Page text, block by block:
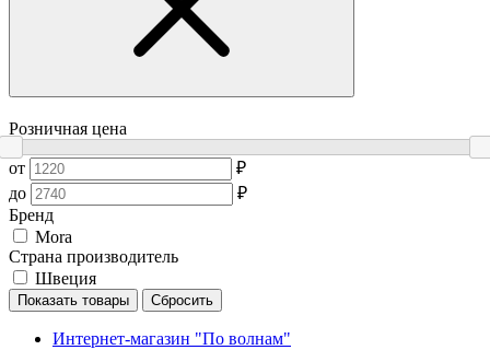
Розничная цена
от
₽
до
₽
Бренд
Mora
Страна производитель
Швеция
Показать товары Сбросить
Интернет-магазин "По волнам"